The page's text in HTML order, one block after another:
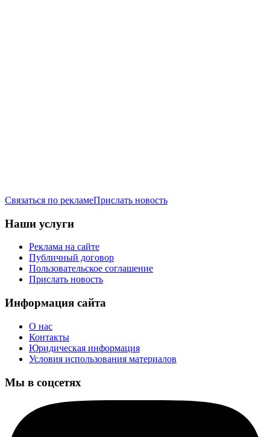
Связаться по рекламеПрислать новость
Наши услуги
Реклама на сайте
Публичный договор
Пользовательское соглашение
Прислать новость
Информация сайта
О нас
Контакты
Юридическая информация
Условия использования материалов
Мы в соцсетях